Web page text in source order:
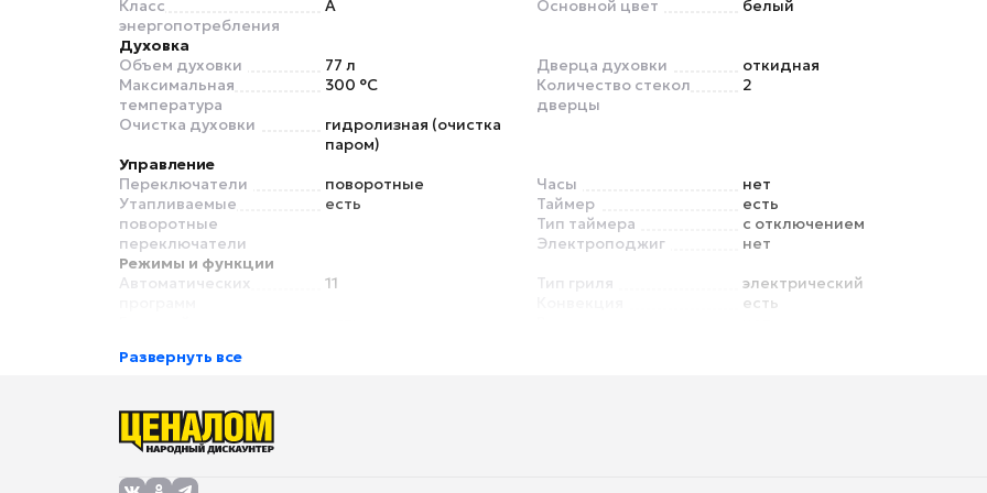
Класс
энергопотребления
A
Основной цвет
белый
Духовка
Объем духовки
77 л
Максимальная
температура
300 °C
Очистка духовки
гидролизная (очистка
паром)
Дверца духовки
откидная
Количество стекол
дверцы
2
Управление
Переключатели
поворотные
Утапливаемые
поворотные
переключатели
есть
Часы
нет
Таймер
есть
Тип таймера
с отключением
Электроподжиг
нет
Режимы и функции
Автоматических
11
Гриль
Тип гриля
электрический
есть
направляющие
Безопасность
Газ-контроль
Комплектация
Развернуть все